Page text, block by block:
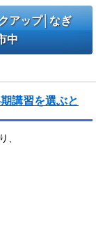
アップ│なぎ
中
講習を選ぶと
、